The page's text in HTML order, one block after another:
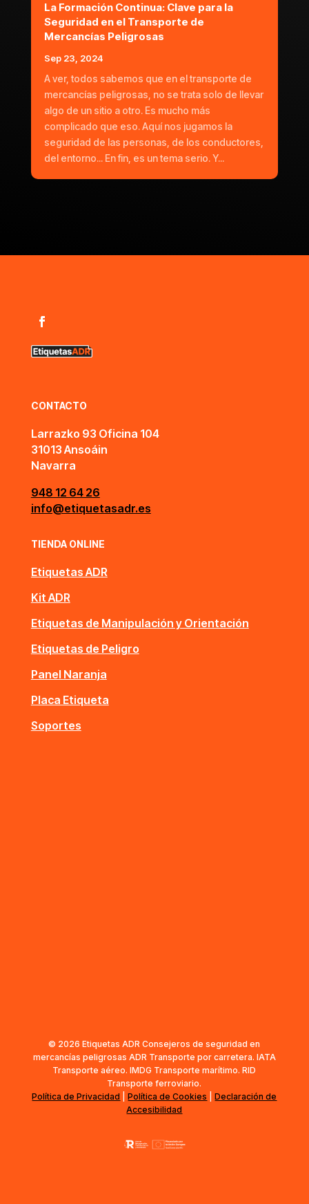
La Formación Continua: Clave para la
Seguridad en el Transporte de
Mercancías Peligrosas
Sep 23, 2024
A ver, todos sabemos que en el transporte de
mercancías peligrosas, no se trata solo de llevar
algo de un sitio a otro. Es mucho más
complicado que eso. Aquí nos jugamos la
seguridad de las personas, de los conductores,
del entorno... En fin, es un tema serio. Y...
CONTACTO
Larrazko 93 Oficina 104
31013 Ansoáin
Navarra
948 12 64 26
info@etiquetasadr.es
TIENDA ONLINE
Etiquetas ADR
Kit ADR
Etiquetas de Manipulación y Orientación
Etiquetas de Peligro
Panel Naranja
Placa Etiqueta
Soportes
© 2026 Etiquetas ADR Consejeros de seguridad en
mercancías peligrosas ADR Transporte por carretera. IATA
Transporte aéreo. IMDG Transporte marítimo. RID
Transporte ferroviario.
Política de Privacidad |Política de Cookies |Declaración de
Accesibilidad